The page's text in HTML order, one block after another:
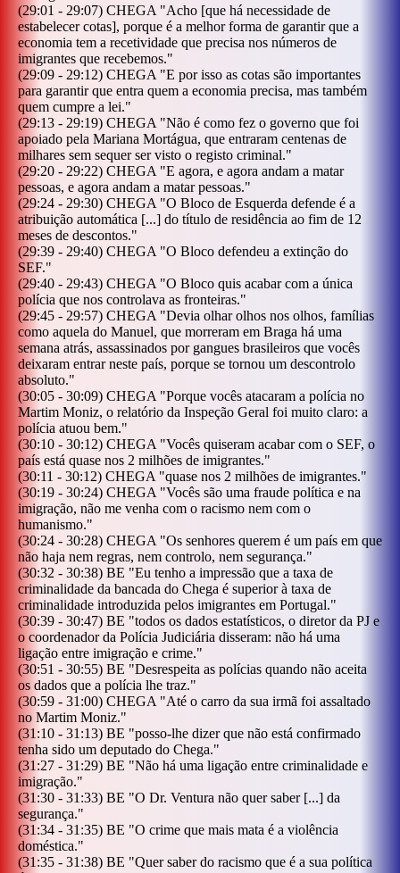
(29:01 - 29:07) CHEGA "Acho [que há necessidade de
estabelecer cotas], porque é a melhor forma de garantir que a
economia tem a recetividade que precisa nos números de
imigrantes que recebemos."
(29:09 - 29:12) CHEGA "E por isso as cotas são importantes
para garantir que entra quem a economia precisa, mas também
quem cumpre a lei."
(29:13 - 29:19) CHEGA "Não é como fez o governo que foi
apoiado pela Mariana Mortágua, que entraram centenas de
milhares sem sequer ser visto o registo criminal."
(29:20 - 29:22) CHEGA "E agora, e agora andam a matar
pessoas, e agora andam a matar pessoas."
(29:24 - 29:30) CHEGA "O Bloco de Esquerda defende é a
atribuição automática [...] do título de residência ao fim de 12
meses de descontos."
(29:39 - 29:40) CHEGA "O Bloco defendeu a extinção do
SEF."
(29:40 - 29:43) CHEGA "O Bloco quis acabar com a única
polícia que nos controlava as fronteiras."
(29:45 - 29:57) CHEGA "Devia olhar olhos nos olhos, famílias
como aquela do Manuel, que morreram em Braga há uma
semana atrás, assassinados por gangues brasileiros que vocês
deixaram entrar neste país, porque se tornou um descontrolo
absoluto."
(30:05 - 30:09) CHEGA "Porque vocês atacaram a polícia no
Martim Moniz, o relatório da Inspeção Geral foi muito claro: a
polícia atuou bem."
(30:10 - 30:12) CHEGA "Vocês quiseram acabar com o SEF, o
país está quase nos 2 milhões de imigrantes."
(30:11 - 30:12) CHEGA "quase nos 2 milhões de imigrantes."
(30:19 - 30:24) CHEGA "Vocês são uma fraude política e na
imigração, não me venha com o racismo nem com o
humanismo."
(30:24 - 30:28) CHEGA "Os senhores querem é um país em que
não haja nem regras, nem controlo, nem segurança."
(30:32 - 30:38) BE "Eu tenho a impressão que a taxa de
criminalidade da bancada do Chega é superior à taxa de
criminalidade introduzida pelos imigrantes em Portugal."
(30:39 - 30:47) BE "todos os dados estatísticos, o diretor da PJ e
o coordenador da Polícia Judiciária disseram: não há uma
ligação entre imigração e crime."
(30:51 - 30:55) BE "Desrespeita as polícias quando não aceita
os dados que a polícia lhe traz."
(30:59 - 31:00) CHEGA "Até o carro da sua irmã foi assaltado
no Martim Moniz."
(31:10 - 31:13) BE "posso-lhe dizer que não está confirmado
tenha sido um deputado do Chega."
(31:27 - 31:29) BE "Não há uma ligação entre criminalidade e
imigração."
(31:30 - 31:33) BE "O Dr. Ventura não quer saber [...] da
segurança."
(31:34 - 31:35) BE "O crime que mais mata é a violência
doméstica."
(31:35 - 31:38) BE "Quer saber do racismo que é a sua política